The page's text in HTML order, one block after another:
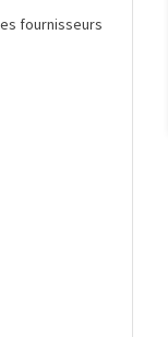
fournisseurs